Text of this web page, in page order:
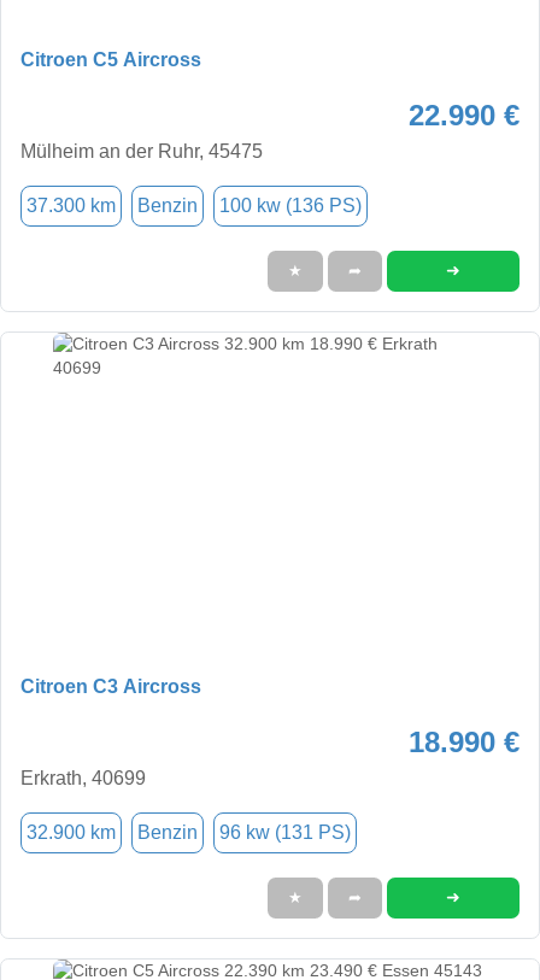
Citroen C5 Aircross
22.990 €
Mülheim an der Ruhr, 45475
37.300 km Benzin 100 kw (136 PS)
★ ➦ ➜
Citroen C3 Aircross
18.990 €
Erkrath, 40699
32.900 km Benzin 96 kw (131 PS)
★ ➦ ➜